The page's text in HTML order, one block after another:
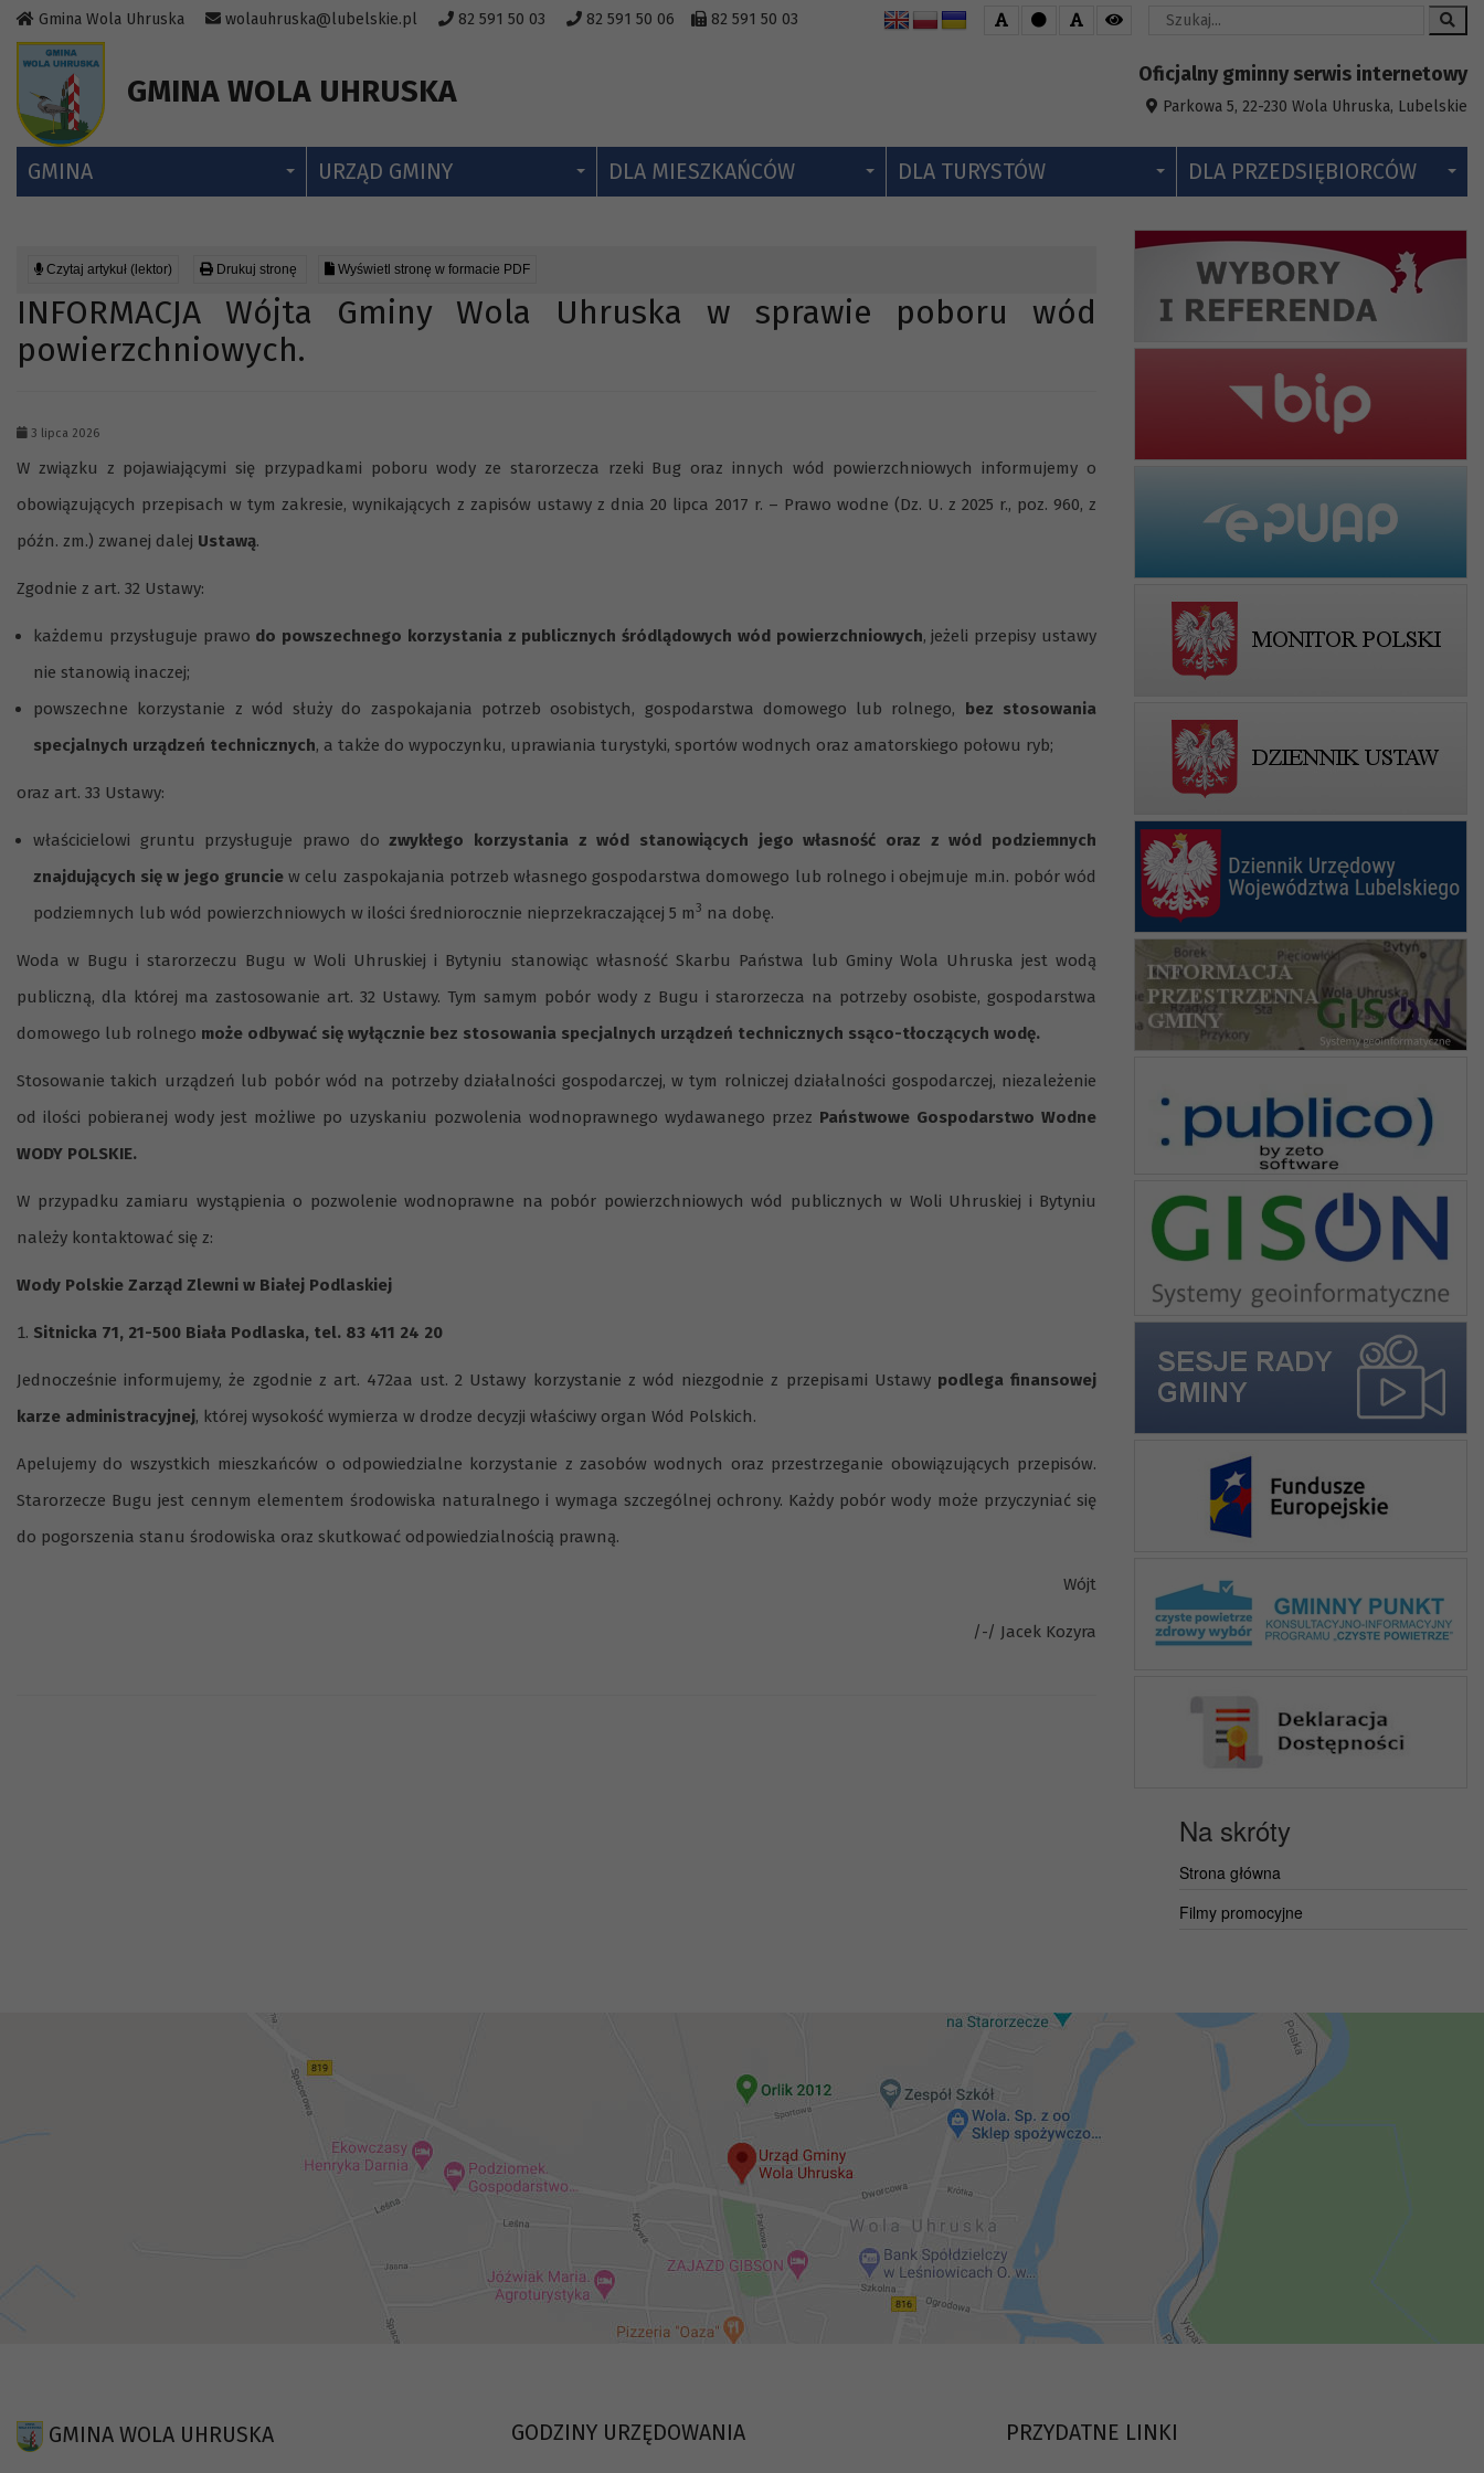
Gmina Wola Uhruska wolauhruska@lubelskie.pl 82 591 50 03 82 591 50 06 82 591 50 03
Wyszukaj
GMINA WOLA UHRUSKA Oficjalny gminny serwis internetowy
Parkowa 5, 22-230 Wola Uhruska, Lubelskie
GMINA URZĄD GMINY DLA MIESZKAŃCÓW DLA TURYSTÓW DLA PRZEDSIĘBIORCÓW
Czytaj artykuł (lektor) Drukuj stronę Wyświetl stronę w formacie PDF
INFORMACJA Wójta Gminy Wola Uhruska w sprawie poboru wód
powierzchniowych.
3 lipca 2026
W związku z pojawiającymi się przypadkami poboru wody ze starorzecza rzeki Bug oraz innych wód powierzchniowych informujemy o
obowiązujących przepisach w tym zakresie, wynikających z zapisów ustawy z dnia 20 lipca 2017 r. – Prawo wodne (Dz. U. z 2025 r., poz. 960, z
późn. zm.) zwanej dalej Ustawą.
Zgodnie z art. 32 Ustawy:
każdemu przysługuje prawo do powszechnego korzystania z publicznych śródlądowych wód powierzchniowych, jeżeli przepisy ustawy
nie stanowią inaczej;
powszechne korzystanie z wód służy do zaspokajania potrzeb osobistych, gospodarstwa domowego lub rolnego, bez stosowania
specjalnych urządzeń technicznych, a także do wypoczynku, uprawiania turystyki, sportów wodnych oraz amatorskiego połowu ryb;
oraz art. 33 Ustawy:
właścicielowi gruntu przysługuje prawo dozwykłego korzystania z wód stanowiących jego własność oraz z wód podziemnych
znajdujących się w jego grunciew celu zaspokajania potrzeb własnego gospodarstwa domowego lub rolnego i obejmuje m.in. pobór wód
podziemnych lub wód powierzchniowych w ilości średniorocznie nieprzekraczającej 5 m3 na dobę.
Woda w Bugu i starorzeczu Bugu w Woli Uhruskiej i Bytyniu stanowiąc własność Skarbu Państwa lub Gminy Wola Uhruska jest wodą
publiczną, dla której ma zastosowanie art. 32 Ustawy. Tym samym pobór wody z Bugu i starorzecza na potrzeby osobiste, gospodarstwa
domowego lub rolnego może odbywać się wyłącznie bez stosowania specjalnych urządzeń technicznych ssąco-tłoczących wodę.
Stosowanie takich urządzeń lub pobór wód na potrzeby działalności gospodarczej, w tym rolniczej działalności gospodarczej, niezależenie
od ilości pobieranej wody jest możliwe po uzyskaniu pozwolenia wodnoprawnego wydawanego przez Państwowe Gospodarstwo Wodne
WODY POLSKIE.
W przypadku zamiaru wystąpienia o pozwolenie wodnoprawne na pobór powierzchniowych wód publicznych w Woli Uhruskiej i Bytyniu
należy kontaktować się z:
Wody Polskie Zarząd Zlewni w Białej Podlaskiej
Sitnicka 71, 21-500 Biała Podlaska, tel. 83 411 24 20
Jednocześnie informujemy, że zgodnie z art. 472aa ust. 2 Ustawy korzystanie z wód niezgodnie z przepisami Ustawy podlega finansowej
karze administracyjnej, której wysokość wymierza w drodze decyzji właściwy organ Wód Polskich.
Apelujemy do wszystkich mieszkańców o odpowiedzialne korzystanie z zasobów wodnych oraz przestrzeganie obowiązujących przepisów.
Starorzecze Bugu jest cennym elementem środowiska naturalnego i wymaga szczególnej ochrony. Każdy pobór wody może przyczyniać się
do pogorszenia stanu środowiska oraz skutkować odpowiedzialnością prawną.
Wójt
/-/ Jacek Kozyra
Na skróty
Strona główna
Filmy promocyjne
GMINA WOLA UHRUSKA GODZINY URZĘDOWANIA PRZYDATNE LINKI